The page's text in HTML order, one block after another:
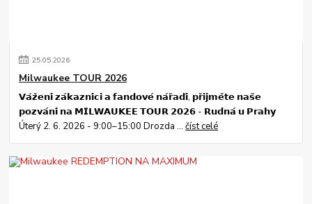
25.05.2026
Milwaukee TOUR 2026
𝗩𝗮́𝘇̌𝗲𝗻𝗶́ 𝘇𝗮́𝗸𝗮𝘇𝗻𝗶́𝗰𝗶 𝗮 𝗳𝗮𝗻𝗱𝗼𝘃𝗲́ 𝗻𝗮́𝗿̌𝗮𝗱𝗶́, 𝗽𝗿̌𝗶𝗷𝗺𝗲̌𝘁𝗲 𝗻𝗮𝘀̌𝗲
𝗽𝗼𝘇𝘃𝗮́𝗻𝗶́ 𝗻𝗮 𝗠𝗜𝗟𝗪𝗔𝗨𝗞𝗘𝗘 𝗧𝗢𝗨𝗥 𝟮𝟬𝟮𝟲 - 𝗥𝘂𝗱𝗻𝗮́ 𝘂 𝗣𝗿𝗮𝗵𝘆
Úterý 2. 6. 2026 - 9:00–15:00 Drozda ...číst celé